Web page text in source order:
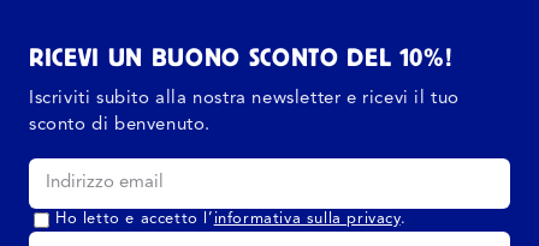
RICEVI UN BUONO SCONTO DEL 10%!
Iscriviti subito alla nostra newsletter e ricevi il tuo
sconto di benvenuto.
Ho letto e accetto l’ informativa sulla privacy.